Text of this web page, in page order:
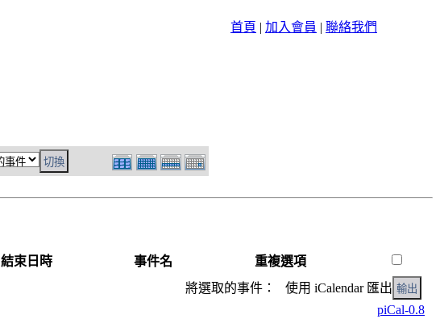
首頁 | 加入會員 | 聯絡我們
結束日時 事件名
重複選項
將選取的事件： 使用 iCalendar 匯出
piCal-0.8